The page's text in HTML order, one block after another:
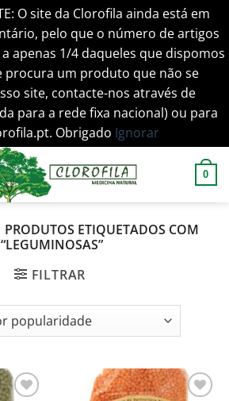
O site da Clorofila ainda está em
pelo que o número de artigos
apenas 1/4 daqueles que dispomos
procura um produto que não se
site, contacte-nos através de
para a rede fixa nacional) ou para
Obrigado Ignorar
0
PRODUTOS ETIQUETADOS COM
“LEGUMINOSAS”
FILTRAR